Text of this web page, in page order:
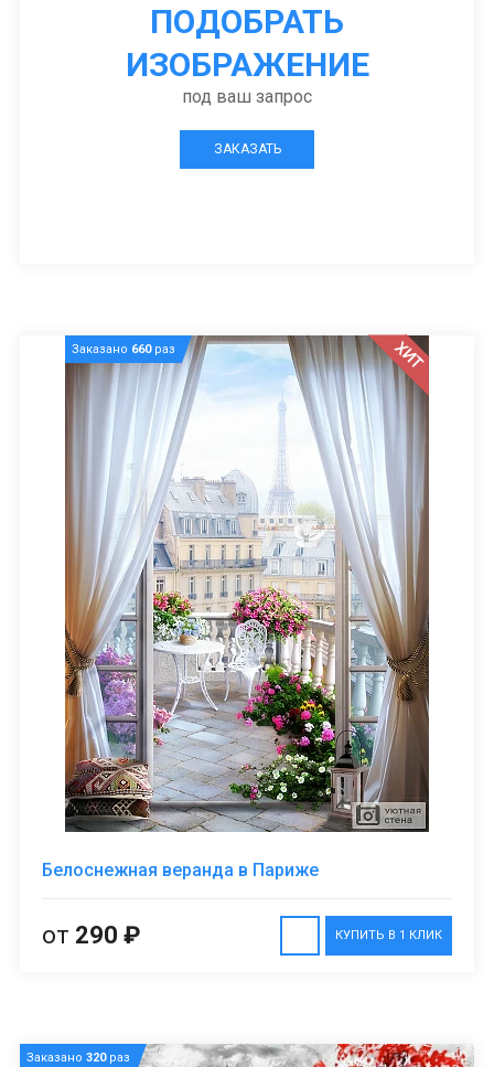
ПОДОБРАТЬ
ИЗОБРАЖЕНИЕ
под ваш запрос
ЗАКАЗАТЬ
Заказано 660раз ХИТ
Белоснежная веранда в Париже
КУПИТЬ В 1 КЛИК
от 290 ₽
Заказано 320раз